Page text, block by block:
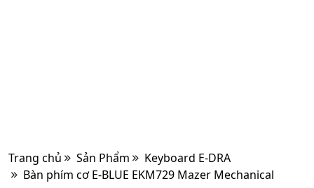
Trang chủ Sản Phẩm
Keyboard E-DRA
Bàn phím cơ E-BLUE EKM729 Mazer Mechanical